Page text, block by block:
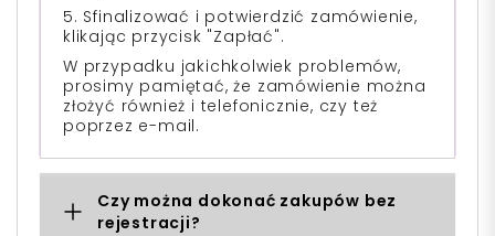
5. Sfinalizować i potwierdzić zamówienie,
klikając przycisk "Zapłać".
W przypadku jakichkolwiek problemów,
prosimy pamiętać, że zamówienie można
złożyć również i telefonicznie, czy też
poprzez e-mail.
Czy można dokonać zakupów bez
rejestracji?